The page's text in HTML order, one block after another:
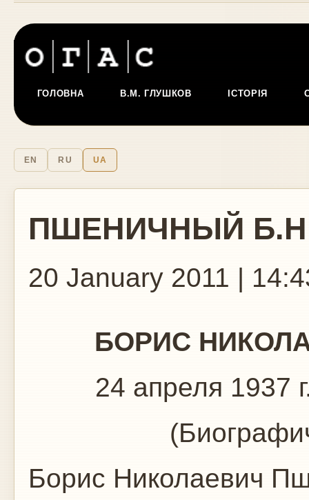
ГОЛОВНА В.М. ГЛУШКОВ ІСТОРІЯ
EN RU UA
ПШЕНИЧНЫЙ
20 January 2011 |
БОРИС
24 апреля 1937
Борис Николаевич